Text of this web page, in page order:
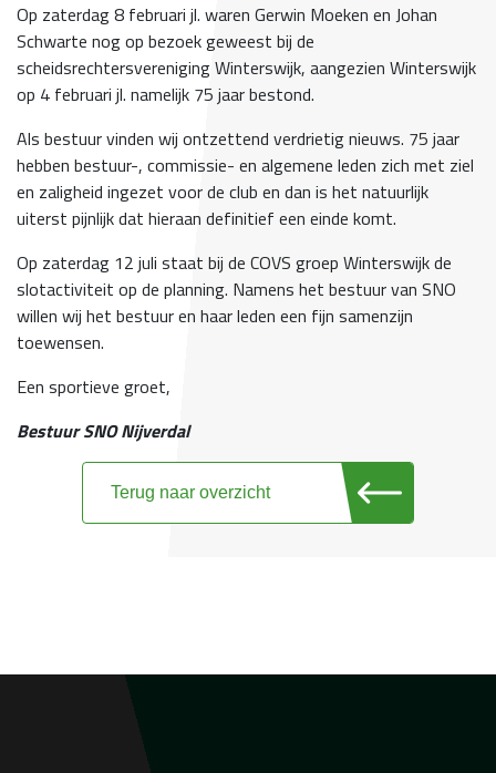
Op zaterdag 8 februari jl. waren Gerwin Moeken en Johan
Schwarte nog op bezoek geweest bij de
scheidsrechtersvereniging Winterswijk, aangezien Winterswijk
op 4 februari jl. namelijk 75 jaar bestond.
Als bestuur vinden wij ontzettend verdrietig nieuws. 75 jaar
hebben bestuur-, commissie- en algemene leden zich met ziel
en zaligheid ingezet voor de club en dan is het natuurlijk
uiterst pijnlijk dat hieraan definitief een einde komt.
Op zaterdag 12 juli staat bij de COVS groep Winterswijk de
slotactiviteit op de planning. Namens het bestuur van SNO
willen wij het bestuur en haar leden een fijn samenzijn
toewensen.
Een sportieve groet,
Bestuur SNO Nijverdal
Terug naar overzicht